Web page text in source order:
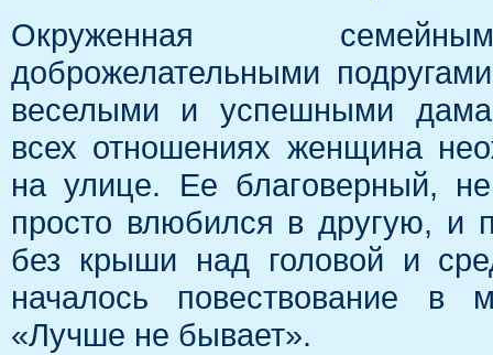
Окруженная
доброжелательными
веселыми и успешными
всех отношениях женщина
на улице. Ее благоверный,
просто влюбился в другую, и
без крыши над головой и
началось повествование в
«Лучше не бывает».